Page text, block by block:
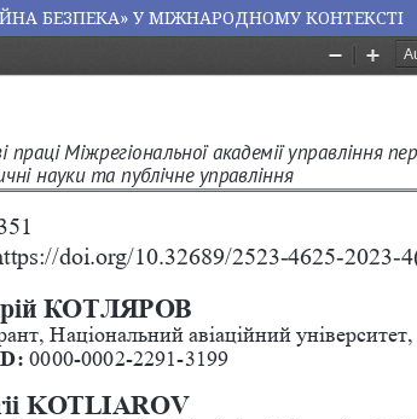
БЕЗПЕКА» У МІЖНАРОДНОМУ КОНТЕКСТІ